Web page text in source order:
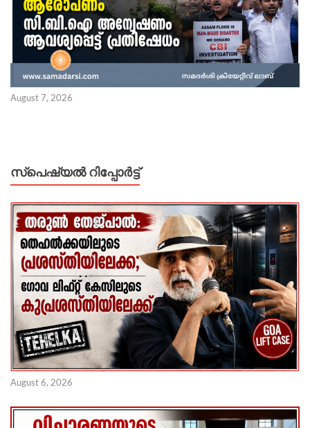
August 7, 2026
സ്പെഷ്യൽ റിപ്പോര്‍ട്ട്
August 6, 2026